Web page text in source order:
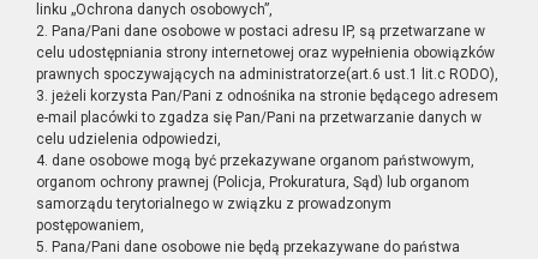
linku „Ochrona danych osobowych”,
2. Pana/Pani dane osobowe w postaci adresu IP, są przetwarzane w
celu udostępniania strony internetowej oraz wypełnienia obowiązków
prawnych spoczywających na administratorze(art.6 ust.1 lit.c RODO),
3. jeżeli korzysta Pan/Pani z odnośnika na stronie będącego adresem
e-mail placówki to zgadza się Pan/Pani na przetwarzanie danych w
celu udzielenia odpowiedzi,
4. dane osobowe mogą być przekazywane organom państwowym,
organom ochrony prawnej (Policja, Prokuratura, Sąd) lub organom
samorządu terytorialnego w związku z prowadzonym
postępowaniem,
5. Pana/Pani dane osobowe nie będą przekazywane do państwa